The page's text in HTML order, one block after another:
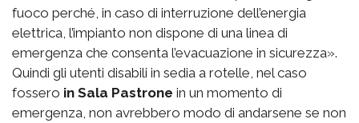
fuoco perché, in caso di interruzione dell’energia
elettrica, l’impianto non dispone di una linea di
emergenza che consenta l’evacuazione in sicurezza».
Quindi gli utenti disabili in sedia a rotelle, nel caso
fossero in Sala Pastrone in un momento di
emergenza, non avrebbero modo di andarsene se non